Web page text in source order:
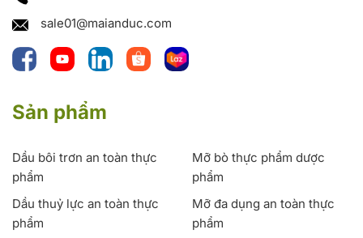
sale01@maianduc.com
Sản phẩm
Dầu bôi trơn an toàn thực
phẩm
Mỡ bò thực phẩm dược
phẩm
Dầu thuỷ lực an toàn thực
phẩm
Mỡ đa dụng an toàn thực
phẩm